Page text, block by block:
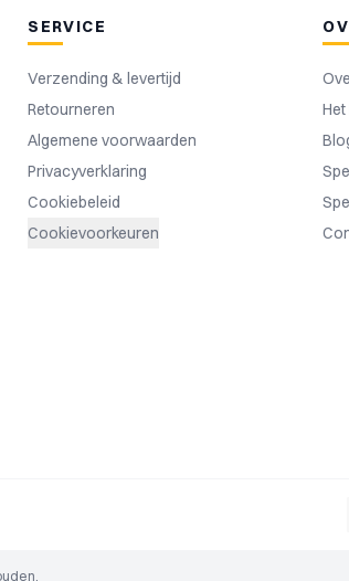
SERVICE
Verzending & levertijd
Retourneren
Algemene voorwaarden
Privacyverklaring
Cookiebeleid
Cookievoorkeuren